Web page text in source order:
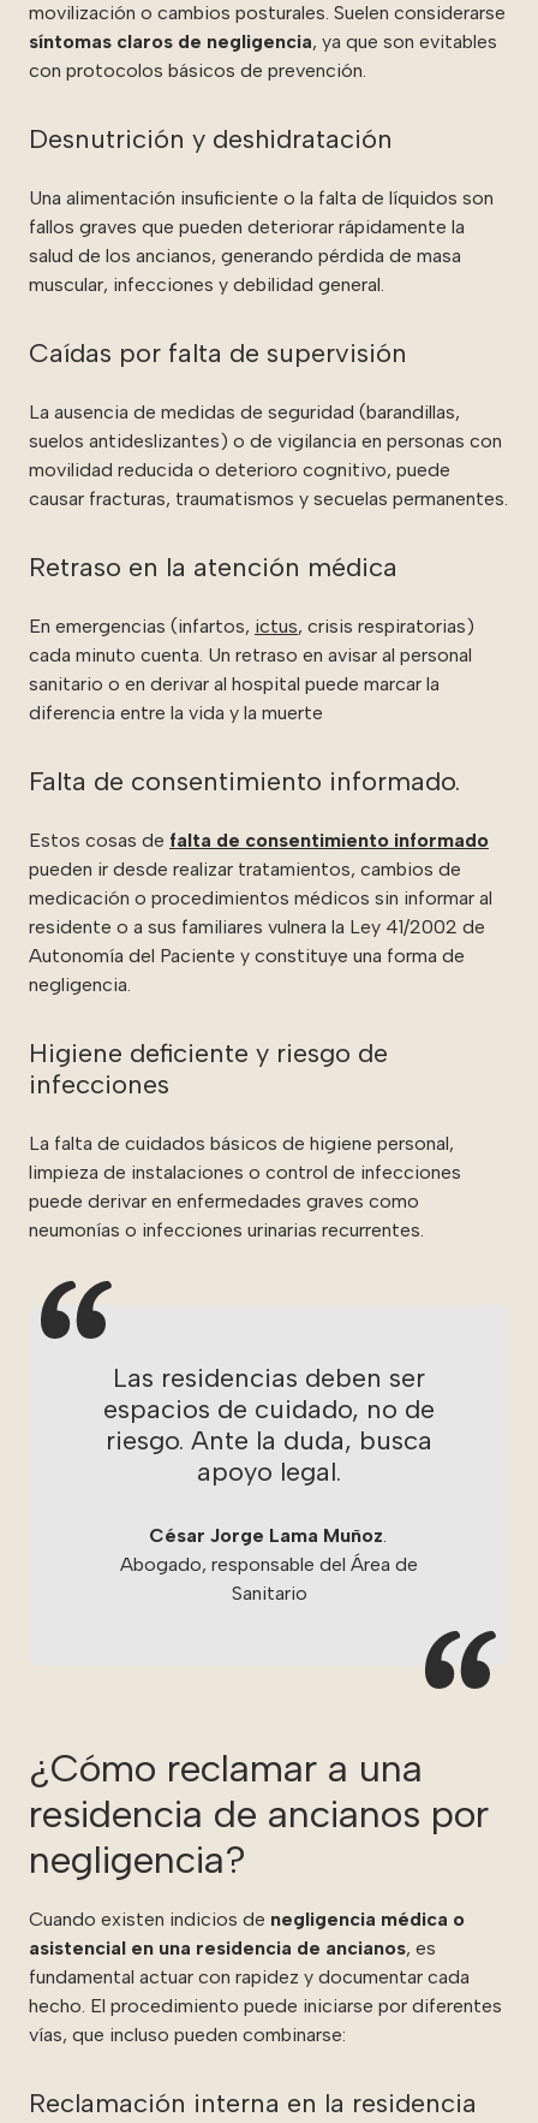
movilización o cambios posturales. Suelen considerarse
síntomas claros de negligencia, ya que son evitables
con protocolos básicos de prevención.
Desnutrición y deshidratación
Una alimentación insuficiente o la falta de líquidos son
fallos graves que pueden deteriorar rápidamente la
salud de los ancianos, generando pérdida de masa
muscular, infecciones y debilidad general.
Caídas por falta de supervisión
La ausencia de medidas de seguridad (barandillas,
suelos antideslizantes) o de vigilancia en personas con
movilidad reducida o deterioro cognitivo, puede
causar fracturas, traumatismos y secuelas permanentes.
Retraso en la atención médica
En emergencias (infartos, ictus, crisis respiratorias)
cada minuto cuenta. Un retraso en avisar al personal
sanitario o en derivar al hospital puede marcar la
diferencia entre la vida y la muerte
Falta de consentimiento informado.
Estos cosas de falta de consentimiento informado
pueden ir desde realizar tratamientos, cambios de
medicación o procedimientos médicos sin informar al
residente o a sus familiares vulnera la Ley 41/2002 de
Autonomía del Paciente y constituye una forma de
negligencia.
Higiene deficiente y riesgo de
infecciones
La falta de cuidados básicos de higiene personal,
limpieza de instalaciones o control de infecciones
puede derivar en enfermedades graves como
neumonías o infecciones urinarias recurrentes.
Las residencias deben ser
espacios de cuidado, no de
riesgo. Ante la duda, busca
apoyo legal.
César Jorge Lama Muñoz
Abogado, responsable del Área de
Sanitario
¿Cómo reclamar a una
residencia de ancianos por
negligencia?
Cuando existen indicios de negligencia médica o
asistencial en una residencia de ancianos, es
fundamental actuar con rapidez y documentar cada
hecho. El procedimiento puede iniciarse por diferentes
vías, que incluso pueden combinarse:
Reclamación interna en la residencia